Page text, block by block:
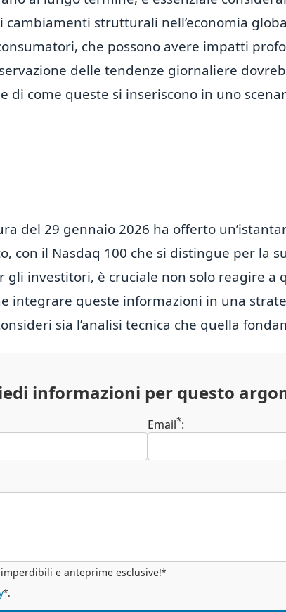
cambiamenti strutturali nell’economia
che possono avere impatti
delle tendenze giornaliere
di come queste si inseriscono in uno
del 29 gennaio 2026 ha offerto
con il Nasdaq 100 che si distingue per la
gli investitori, è cruciale non solo reagire a
integrare queste informazioni in una
sia l’analisi tecnica che quella
informazioni per questo
Email*:
e anteprime esclusive!*
*.